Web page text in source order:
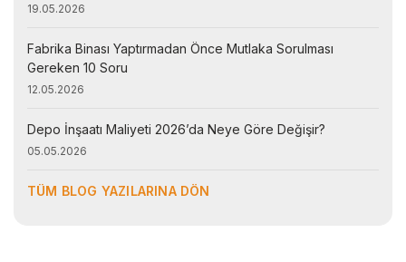
19.05.2026
Fabrika Binası Yaptırmadan Önce Mutlaka Sorulması
Gereken 10 Soru
12.05.2026
Depo İnşaatı Maliyeti 2026’da Neye Göre Değişir?
05.05.2026
TÜM BLOG YAZILARINA DÖN